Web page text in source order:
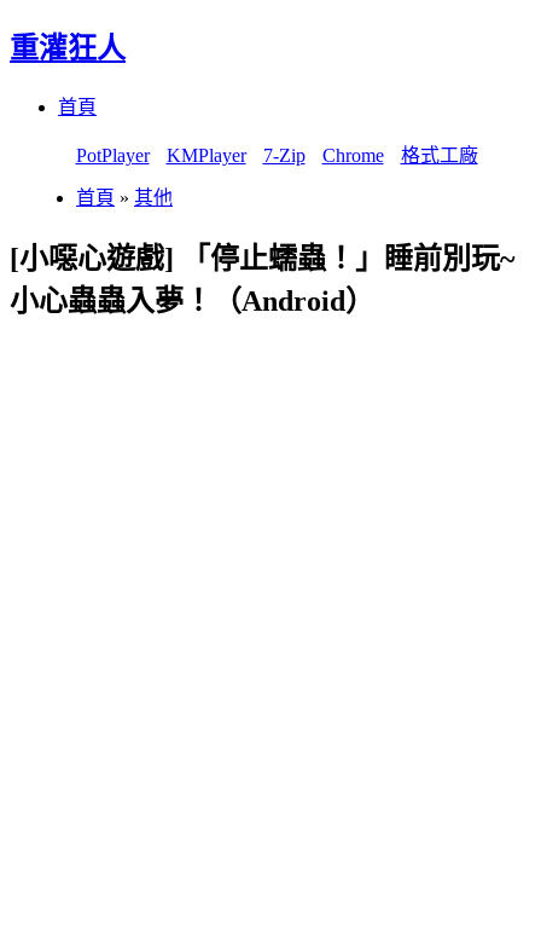
重灌狂人
首頁
PotPlayer KMPlayer 7-Zip Chrome 格式工廠
首頁 » 其他
[小噁心遊戲] 「停止蠕蟲！」睡前別玩~
小心蟲蟲入夢！（Android）